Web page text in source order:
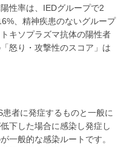
性率は、IEDグループで2
、精神疾患のないグループ
キソプラズマ抗体の陽性者
怒り・攻撃性のスコア」は
者に発症するものと一般に
下した場合に感染し発症し
一般的な感染ルートです。